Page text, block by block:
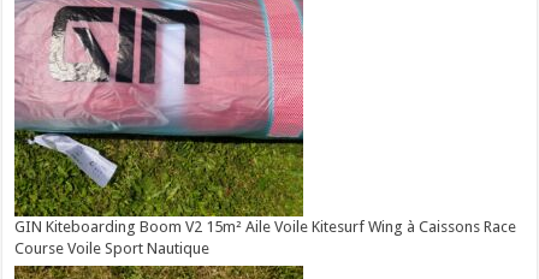
GIN Kiteboarding Boom V2 15m² Aile Voile Kitesurf Wing à Caissons Race
Course Voile Sport Nautique